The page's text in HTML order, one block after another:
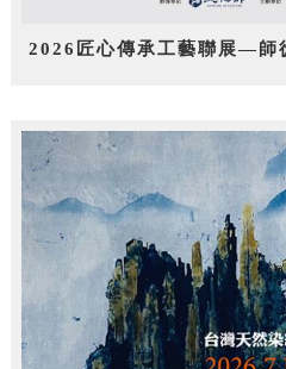
2026匠心傳承工藝聯展—師